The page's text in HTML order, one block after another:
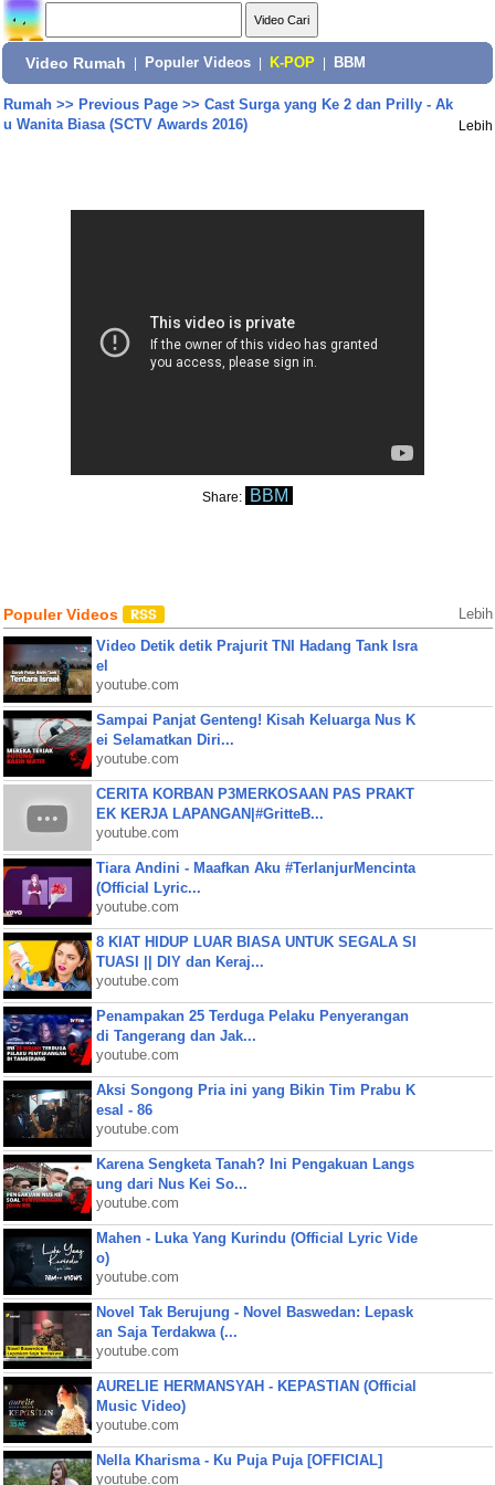
Video Rumah Populer Videos K-POP BBM
Rumah>> Previous Page>> Cast Surga yang Ke 2 dan Prilly - Ak
u Wanita Biasa (SCTV Awards 2016)
Lebih
Share: BBM
Populer Videos Lebih
Video Detik detik Prajurit TNI Hadang Tank Isra
el
youtube.com
Sampai Panjat Genteng! Kisah Keluarga Nus K
ei Selamatkan Diri...
youtube.com
CERITA KORBAN P3MERKOSAAN PAS PRAKT
EK KERJA LAPANGAN|#GritteB...
youtube.com
Tiara Andini - Maafkan Aku #TerlanjurMencinta
(Official Lyric...
youtube.com
8 KIAT HIDUP LUAR BIASA UNTUK SEGALA SI
TUASI || DIY dan Keraj...
youtube.com
Penampakan 25 Terduga Pelaku Penyerangan
di Tangerang dan Jak...
youtube.com
Aksi Songong Pria ini yang Bikin Tim Prabu K
esal - 86
youtube.com
Karena Sengketa Tanah? Ini Pengakuan Langs
ung dari Nus Kei So...
youtube.com
Mahen - Luka Yang Kurindu (Official Lyric Vide
o)
youtube.com
Novel Tak Berujung - Novel Baswedan: Lepask
an Saja Terdakwa (...
youtube.com
AURELIE HERMANSYAH - KEPASTIAN (Official
Music Video)
youtube.com
Nella Kharisma - Ku Puja Puja [OFFICIAL]
youtube.com